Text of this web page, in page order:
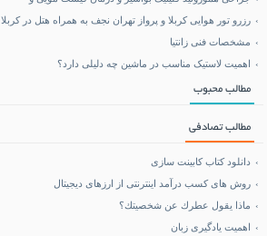
رزرو تور هوایی کربلا و پرواز تهران نجف به همراه هتل در کربلا
مشخصات فنی زانتیا
اهمیت لاستیک مناسب در ماشین چه دلیلی دارد؟
مطالب محبوب
مطالب تصادفی
دانلود کتاب کابینت سازی
روش های کسب درآمد اینترنتی از ارزهای دیجیتال
ماذا يقول عطرك عن شخصيتك؟
اهمیت یادگیری زبان